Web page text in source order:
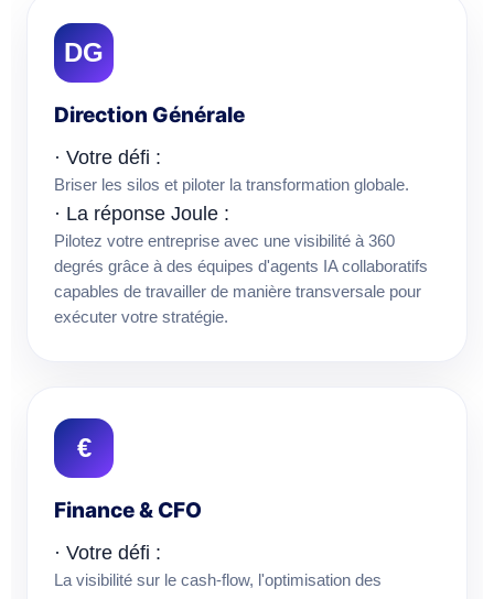
DG
Direction Générale
· Votre défi :
Briser les silos et piloter la transformation globale.
· La réponse Joule :
Pilotez votre entreprise avec une visibilité à 360
degrés grâce à des équipes d'agents IA collaboratifs
capables de travailler de manière transversale pour
exécuter votre stratégie.
€
Finance & CFO
· Votre défi :
La visibilité sur le cash-flow, l'optimisation des